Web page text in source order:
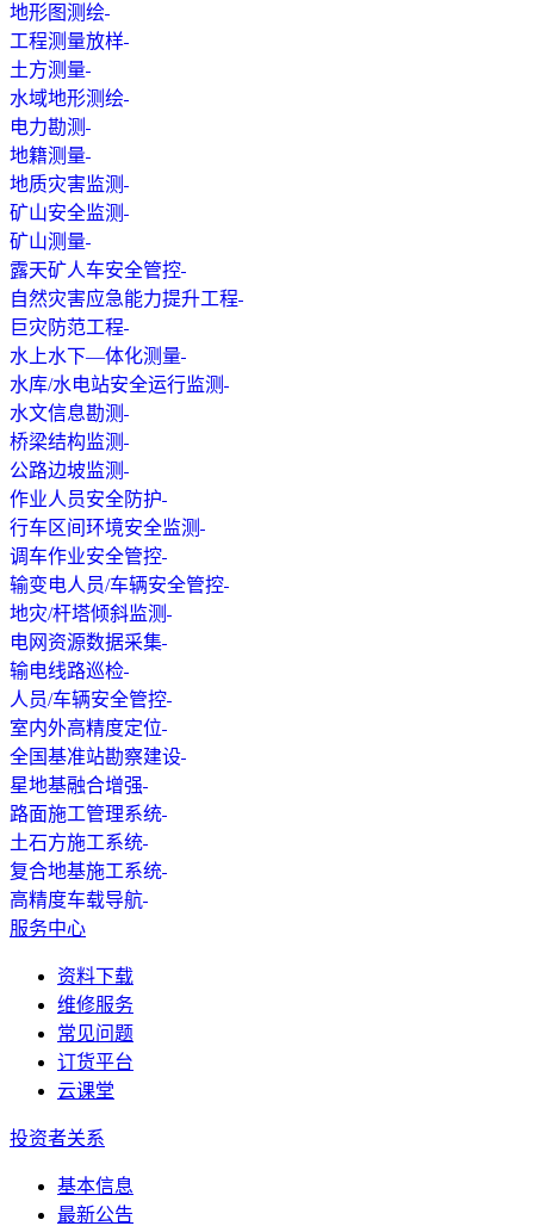
地形图测绘
工程测量放样
土方测量
水域地形测绘
电力勘测
地籍测量
地质灾害监测
矿山安全监测
矿山测量
露天矿人车安全管控
自然灾害应急能力提升工程
巨灾防范工程
水上水下—体化测量
水库/水电站安全运行监测
水文信息勘测
桥梁结构监测
公路边坡监测
作业人员安全防护
行车区间环境安全监测
调车作业安全管控
输变电人员/车辆安全管控
地灾/杆塔倾斜监测
电网资源数据采集
输电线路巡检
人员/车辆安全管控
室内外高精度定位
全国基准站勘察建设
星地基融合增强
路面施工管理系统
土石方施工系统
复合地基施工系统
高精度车载导航
服务中心
资料下载
维修服务
常见问题
订货平台
云课堂
投资者关系
基本信息
最新公告